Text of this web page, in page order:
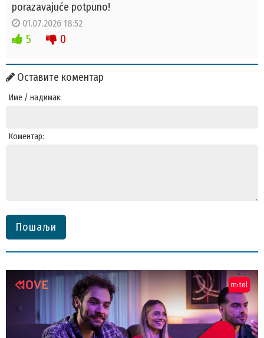
porazavajuće potpuno!
01.07.2026 18:52
5 0
Оставите коментар
Име / надимак:
Коментар:
Пошаљи